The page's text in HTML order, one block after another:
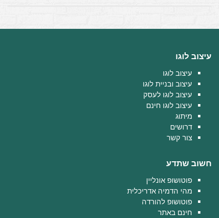
עיצוב לוגו
עיצוב לוגו
עיצוב ובניית לוגו
עיצוב לוגו לעסק
עיצוב לוגו חינם
מיתוג
דרושים
צור קשר
חשוב שתדע
פוטושופ אונליין
מהי הדמיה אדריכלית
פוטושופ להורדה
חינם באתר